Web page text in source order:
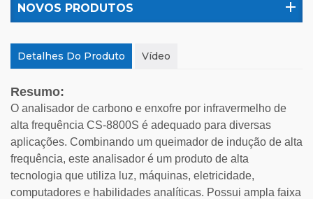
NOVOS PRODUTOS
Detalhes Do Produto Vídeo
Resumo:
O analisador de carbono e enxofre por infravermelho de
alta frequência CS-8800S é adequado para diversas
aplicações. Combinando um queimador de indução de alta
frequência, este analisador é um produto de alta
tecnologia que utiliza luz, máquinas, eletricidade,
computadores e habilidades analíticas. Possui ampla faixa